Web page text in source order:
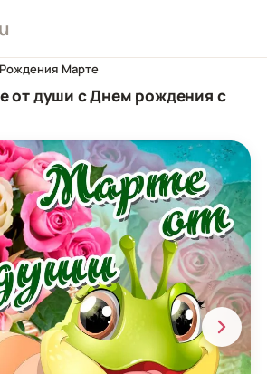
Марте
от души с Днем рождения с